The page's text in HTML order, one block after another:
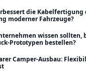
die Kabelfertigung
moderner Fahrzeuge?
wissen sollten,
Prototypen bestellen?
Camper-Ausbau: